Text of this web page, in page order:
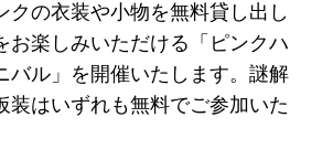
クの衣装や小物を無料貸し出し
お楽しみいただける「ピンクハ
バル」を開催いたします。謎解
装はいずれも無料でご参加いた